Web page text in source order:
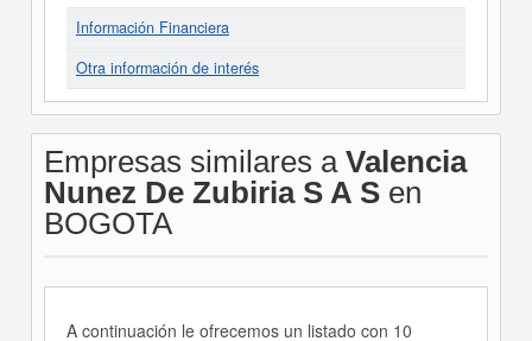
Información Financiera
Otra información de interés
Empresas similares a Valencia
Nunez De Zubiria S A Sen
BOGOTA
A continuación le ofrecemos un listado con 10